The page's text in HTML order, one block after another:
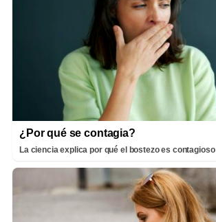
¿Por qué se contagia?
La ciencia explica por qué el bostezo es contagioso